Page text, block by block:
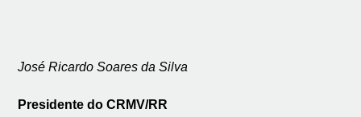
José Ricardo Soares da Silva
Presidente do CRMV/RR